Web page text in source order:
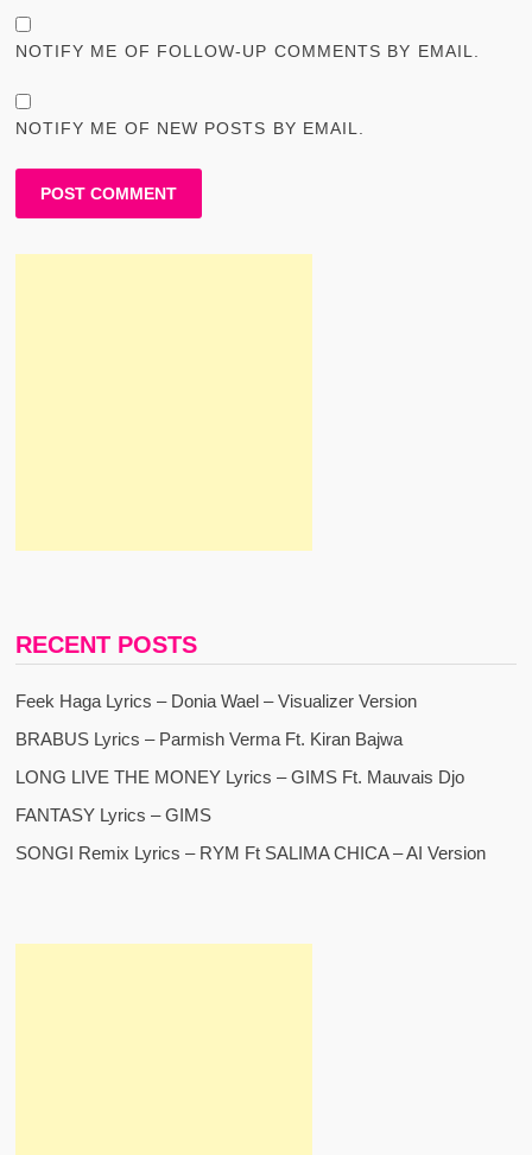
NOTIFY ME OF FOLLOW-UP COMMENTS BY EMAIL.
NOTIFY ME OF NEW POSTS BY EMAIL.
RECENT POSTS
Feek Haga Lyrics – Donia Wael – Visualizer Version
BRABUS Lyrics – Parmish Verma Ft. Kiran Bajwa
LONG LIVE THE MONEY Lyrics – GIMS Ft. Mauvais Djo
FANTASY Lyrics – GIMS
SONGI Remix Lyrics – RYM Ft SALIMA CHICA – AI Version